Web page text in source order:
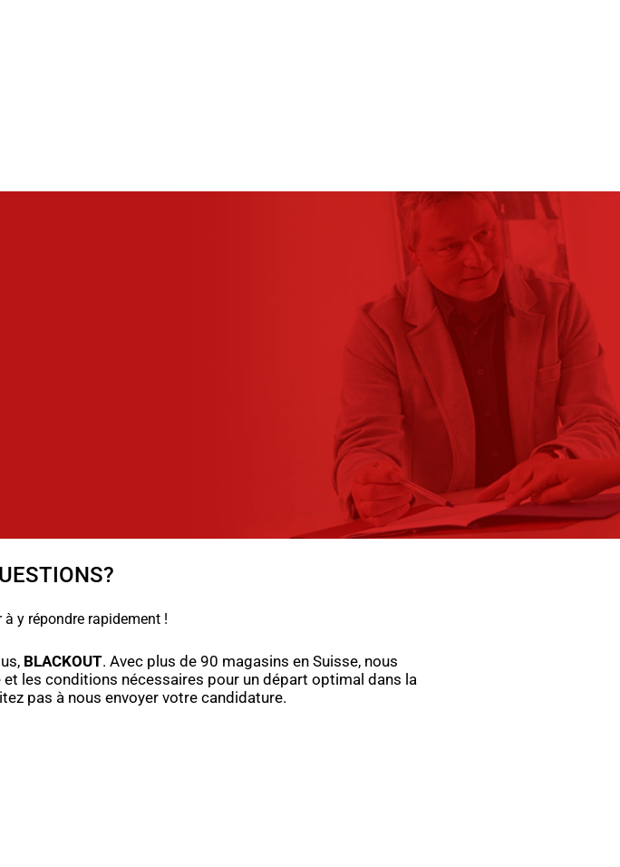
à y répondre rapidement !
BLACKOUT. Avec plus de 90 magasins en Suisse, nous
les conditions nécessaires pour un départ optimal dans la
pas à nous envoyer votre candidature.